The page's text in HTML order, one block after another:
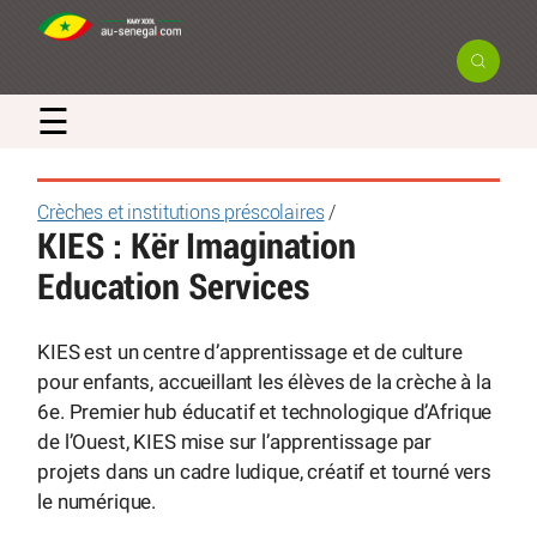
☰
Crèches et institutions préscolaires/
KIES : Kër Imagination
Education Services
KIES est un centre d’apprentissage et de culture
pour enfants, accueillant les élèves de la crèche à la
6e. Premier hub éducatif et technologique d’Afrique
de l’Ouest, KIES mise sur l’apprentissage par
projets dans un cadre ludique, créatif et tourné vers
le numérique.